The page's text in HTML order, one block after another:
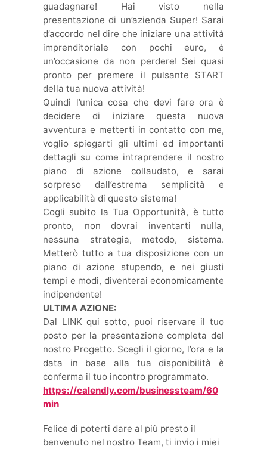
guadagnare! Hai visto nella
presentazione di un’azienda Super! Sarai
d’accordo nel dire che iniziare una attività
imprenditoriale con pochi euro, è
un’occasione da non perdere! Sei quasi
pronto per premere il pulsante START
della tua nuova attività!
Quindi l’unica cosa che devi fare ora è
decidere di iniziare questa nuova
avventura e metterti in contatto con me,
voglio spiegarti gli ultimi ed importanti
dettagli su come intraprendere il nostro
piano di azione collaudato, e sarai
sorpreso dall’estrema semplicità e
applicabilità di questo sistema!
Cogli subito la Tua Opportunità, è tutto
pronto, non dovrai inventarti nulla,
nessuna strategia, metodo, sistema.
Metterò tutto a tua disposizione con un
piano di azione stupendo, e nei giusti
tempi e modi, diventerai economicamente
indipendente!
ULTIMA AZIONE:
Dal LINK qui sotto, puoi riservare il tuo
posto per la presentazione completa del
nostro Progetto. Scegli il giorno, l’ora e la
data in base alla tua disponibilità è
conferma il tuo incontro programmato.
https://calendly.com/businessteam/60
min
Felice di poterti dare al più presto il
benvenuto nel nostro Team, ti invio i miei